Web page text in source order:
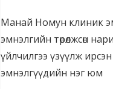
Манай Номун клиник
эмнэлгийн төрөлжсөн
үйлчилгээ үзүүлж
эмнэлгүүдийн нэг юм